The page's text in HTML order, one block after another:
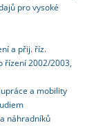
pro vysoké
a přij. říz.
řízení 2002/2003,
a mobility
náhradníků